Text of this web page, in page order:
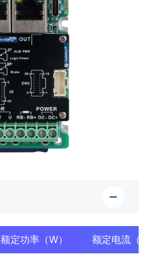
额定功率（W） 额定电流（